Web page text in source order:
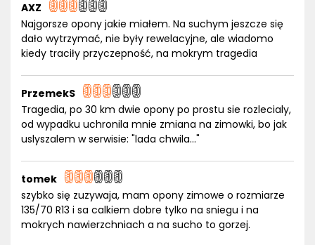
AXZ
Najgorsze opony jakie miałem. Na suchym jeszcze się
dało wytrzymać, nie były rewelacyjne, ale wiadomo
kiedy traciły przyczepność, na mokrym tragedia
PrzemekS
Tragedia, po 30 km dwie opony po prostu sie rozlecialy,
od wypadku uchronila mnie zmiana na zimowki, bo jak
uslyszalem w serwisie: "lada chwila..."
tomek
szybko się zuzywaja, mam opony zimowe o rozmiarze
135/70 R13 i sa calkiem dobre tylko na sniegu i na
mokrych nawierzchniach a na sucho to gorzej.